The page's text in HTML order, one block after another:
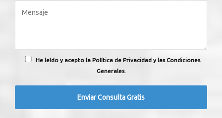
He leído y acepto la Política de Privacidad y las Condiciones
Generales.